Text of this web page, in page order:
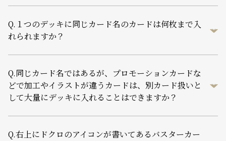
Q. １つのデッキに同じカード名のカードは何枚まで入
れられますか？
Q.同じカード名ではあるが、プロモーションカードな
どで加工やイラストが違うカードは、別カード扱いと
して大量にデッキに入れることはできますか？
Q.右上にドクロのアイコンが書いてあるバスターカー